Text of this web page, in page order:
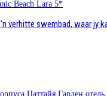
verhitte swembad, waar jy